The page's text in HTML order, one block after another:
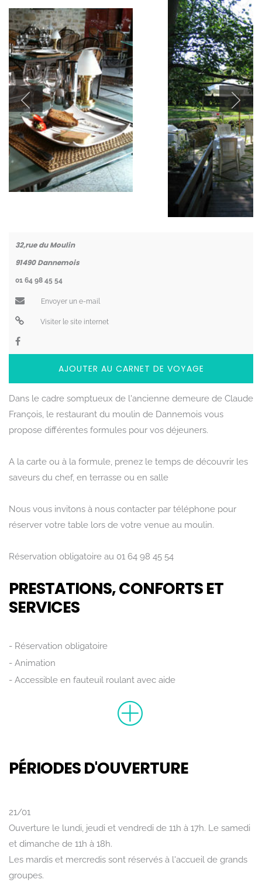
32,rue du Moulin
91490 Dannemois
01 64 98 45 54
Envoyer un e-mail
Visiter le site internet
AJOUTER AU CARNET DE VOYAGE
Dans le cadre somptueux de l'ancienne demeure de Claude
François, le restaurant du moulin de Dannemois vous
propose différentes formules pour vos déjeuners.
A la carte ou à la formule, prenez le temps de découvrir les
saveurs du chef, en terrasse ou en salle
Nous vous invitons à nous contacter par téléphone pour
réserver votre table lors de votre venue au moulin.
Réservation obligatoire au 01 64 98 45 54
PRESTATIONS, CONFORTS ET
SERVICES
Réservation obligatoire
Animation
Accessible en fauteuil roulant avec aide
PÉRIODES D'OUVERTURE
21/01
Ouverture le lundi, jeudi et vendredi de 11h à 17h. Le samedi
et dimanche de 11h à 18h.
Les mardis et mercredis sont réservés à l'accueil de grands
groupes.